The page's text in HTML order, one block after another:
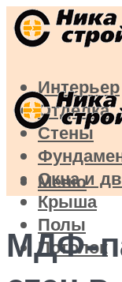
Интерьер
Отделка
Стены
Окна и
Крыша
Полы
Потолок
Меню
МДФ-